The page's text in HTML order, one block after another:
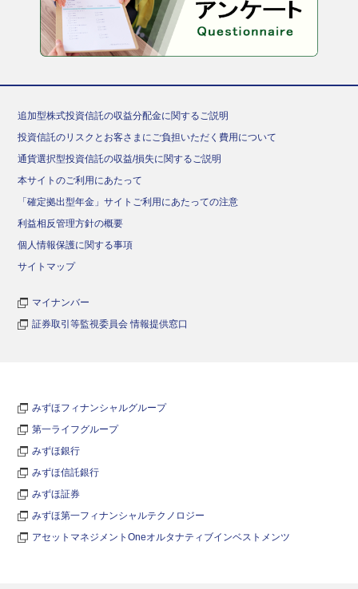
追加型株式投資信託の収益分配金に関するご説明
投資信託のリスクとお客さまにご負担いただく費用について
通貨選択型投資信託の収益/損失に関するご説明
本サイトのご利用にあたって
「確定拠出型年金」サイトご利用にあたっての注意
利益相反管理方針の概要
個人情報保護に関する事項
サイトマップ
マイナンバー
証券取引等監視委員会 情報提供窓口
みずほフィナンシャルグループ
第一ライフグループ
みずほ銀行
みずほ信託銀行
みずほ証券
みずほ第一フィナンシャルテクノロジー
アセットマネジメントOneオルタナティブインベストメンツ